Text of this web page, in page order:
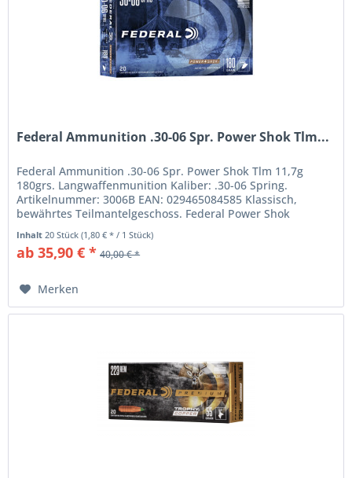
Federal Ammunition .30-06 Spr. Power Shok Tlm...
Federal Ammunition .30-06 Spr. Power Shok Tlm 11,7g
180grs. Langwaffenmunition Kaliber: .30-06 Spring.
Artikelnummer: 3006B EAN: 029465084585 Klassisch,
bewährtes Teilmantelgeschoss. Federal Power Shok
Inhalt 20 Stück(1,80 € * / 1 Stück)
ab 35,90 € * 40,00 € *
Merken